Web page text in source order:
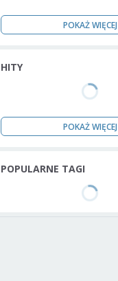
POKAŻ WIĘCEJ
HITY
POKAŻ WIĘCEJ
POPULARNE TAGI